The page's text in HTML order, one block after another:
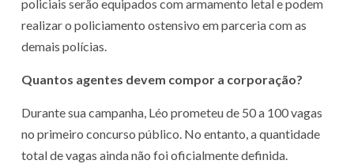
policiais serão equipados com armamento letal e podem
realizar o policiamento ostensivo em parceria com as
demais polícias.
Quantos agentes devem compor a corporação?
Durante sua campanha, Léo prometeu de 50 a 100 vagas
no primeiro concurso público. No entanto, a quantidade
total de vagas ainda não foi oficialmente definida.